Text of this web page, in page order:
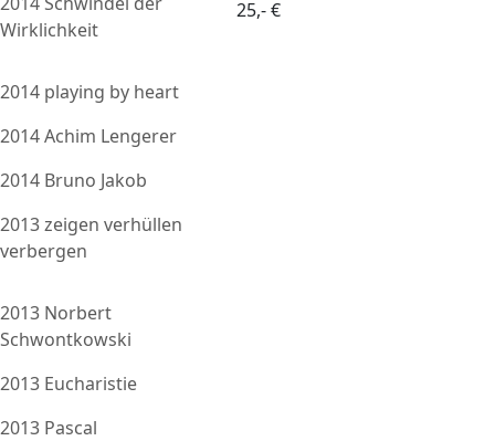
Wirklichkeit
2014 playing by heart
2014 Achim Lengerer
2014 Bruno Jakob
2013 zeigen verhüllen
verbergen
2013 Norbert
Schwontkowski
2013 Eucharistie
2013 Pascal
25,- €